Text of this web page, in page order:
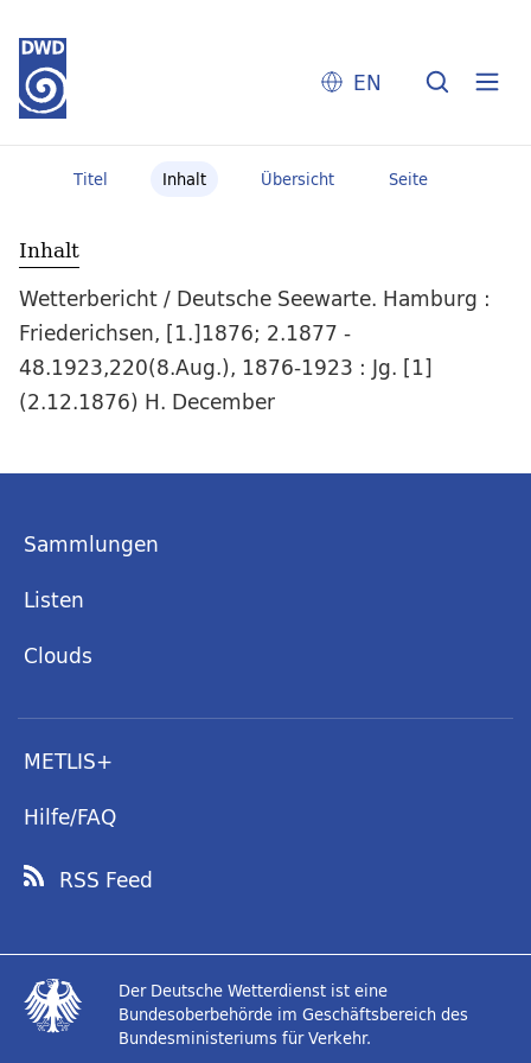
EN
Titel Inhalt Übersicht Seite
Inhalt
Wetterbericht / Deutsche Seewarte. Hamburg :
Friederichsen, [1.]1876; 2.1877 -
48.1923,220(8.Aug.), 1876-1923 : Jg. [1]
(2.12.1876) H. December
Sammlungen
Listen
Clouds
METLIS+
Hilfe/FAQ
RSS Feed
Der Deutsche Wetterdienst ist eine
Bundesoberbehörde im Geschäftsbereich des
Bundesministeriums für Verkehr.